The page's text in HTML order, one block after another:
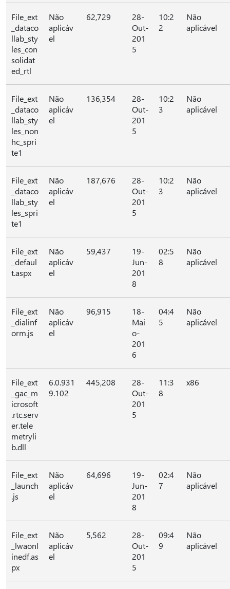
File_ext
_dataco
llab_sty
les_con
solidat
ed_rtl
Não
aplicáv
el
62,729
28-
Out-
201
5
10:2
2
Não
aplicável
File_ext
_dataco
llab_sty
les_non
hc_spri
te1
Não
aplicáv
el
136,354
28-
Out-
201
5
10:2
3
Não
aplicável
File_ext
_dataco
llab_sty
les_spri
te1
Não
aplicáv
el
187,676
28-
Out-
201
5
10:2
3
Não
aplicável
File_ext
_defaul
t.aspx
Não
aplicáv
el
59,437
19-
Jun-
201
8
02:5
8
Não
aplicável
File_ext
_dialinf
orm.js
Não
aplicáv
el
96,915
18-
Mai
o-
201
6
04:4
5
Não
aplicável
File_ext
_gac_m
icrosoft
.rtc.serv
er.tele
metryli
b.dll
6.0.931
9.102
445,208
28-
Out-
201
5
11:3
8
x86
File_ext
_launch
.js
Não
aplicáv
el
64,696
19-
Jun-
201
8
02:4
7
Não
aplicável
File_ext
_lwaonl
inedf.as
px
Não
aplicáv
el
5,562
28-
Out-
201
5
09:4
9
Não
aplicável